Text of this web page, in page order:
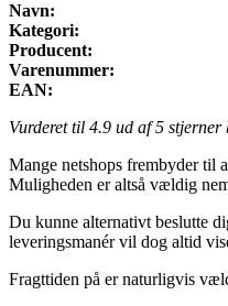
Navn:
Kategori:
Producent:
Varenummer:
EAN:
Vurderet til 4.9 ud af 5 stjerner
Mange netshops frembyder til
Muligheden er altså vældig
Du kunne alternativt beslutte
leveringsmanér vil dog altid
Fragttiden på er naturligvis